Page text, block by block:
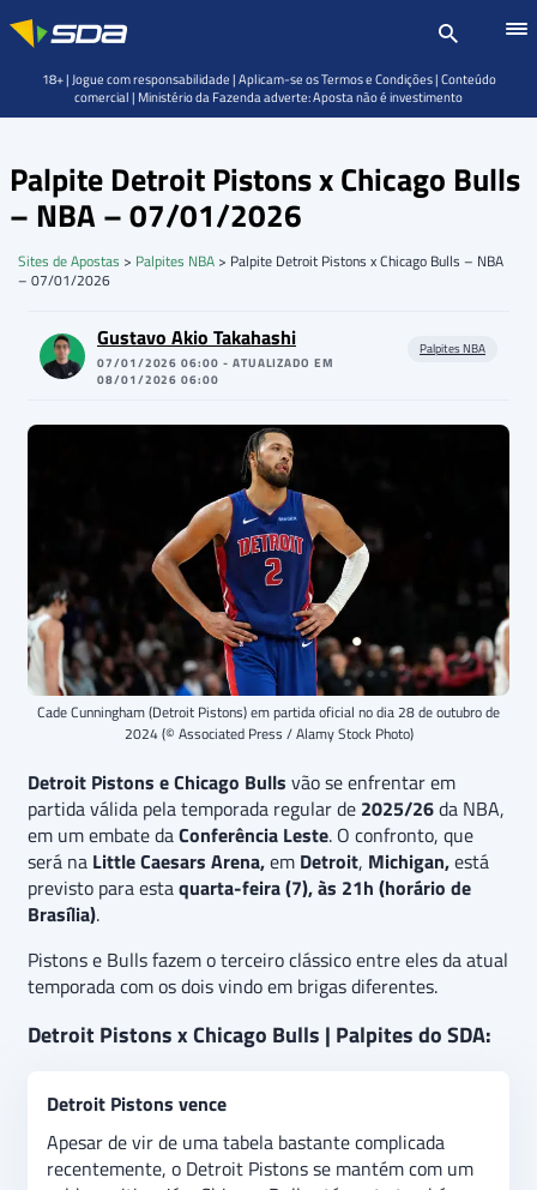
Palpite Detroit Pistons x Chicago Bulls
– NBA – 07/01/2026
Sites de Apostas > Palpites NBA > Palpite Detroit Pistons x Chicago Bulls – NBA
– 07/01/2026
Gustavo Akio Takahashi
07/01/2026 06:00 - ATUALIZADO EM
08/01/2026 06:00
Palpites NBA
Cade Cunningham (Detroit Pistons) em partida oficial no dia 28 de outubro de
2024 (© Associated Press / Alamy Stock Photo)
Detroit Pistons e Chicago Bulls vão se enfrentar em
partida válida pela temporada regular de 2025/26da NBA,
em um embate daConferência Leste. O confronto, que
será na Little Caesars Arena,em Detroit, Michigan,está
previsto para estaquarta-feira (7), às 21h (horário de
Brasília).
Pistons e Bulls fazem o terceiro clássico entre eles da atual
temporada com os dois vindo em brigas diferentes.
Detroit Pistons x Chicago Bulls | Palpites do SDA:
Detroit Pistons vence
Apesar de vir de uma tabela bastante complicada
recentemente, o Detroit Pistons se mantém com um
18+ | Jogue com responsabilidade | Aplicam-se os Termos e Condições | Conteúdo
comercial | Ministério da Fazenda adverte: Aposta não é investimento